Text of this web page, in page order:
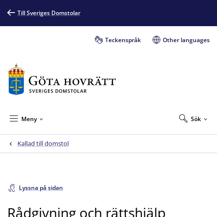
Till Sveriges Domstolar
Teckenspråk Other languages
Sök
Meny
Kallad till domstol
Lyssna på sidan
Rådgivning och rättshjälp